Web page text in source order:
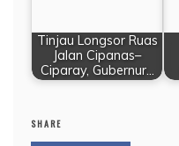
Tinjau Longsor Ruas
Jalan Cipanas–
Ciparay, Gubernur…
SHARE